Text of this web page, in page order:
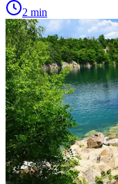
2 min